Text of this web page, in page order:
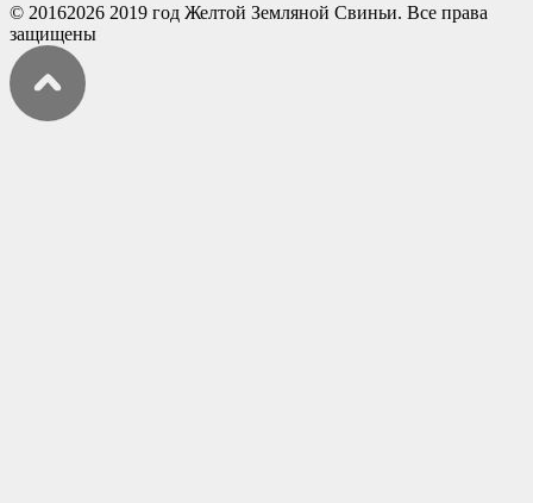
© 20162026 2019 год Желтой Земляной Свиньи. Все права
защищены